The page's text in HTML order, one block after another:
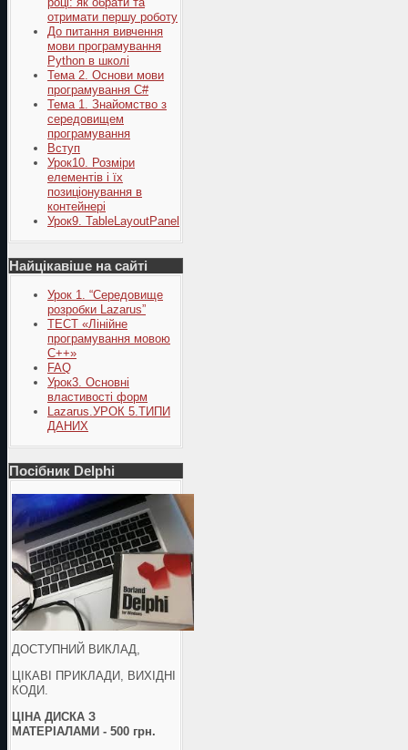
отримати першу роботу
До питання вивчення
мови програмування
Python в школі
Тема 2. Основи мови
програмування C#
Тема 1. Знайомство з
середовищем
програмування
Вступ
Урок10. Розміри
елементів і їх
позиціонування в
контейнері
Урок9. TableLayoutPanel
Найцікавіше на сайті
Урок 1. “Середовище
розробки Lazarus”
ТЕСТ «Лінійне
програмування мовою
С++»
FAQ
Урок3. Основні
властивості форм
Lazarus.УРОК 5.ТИПИ
ДАНИХ
Посібник Delphi
ДОСТУПНИЙ ВИКЛАД,
ЦІКАВІ ПРИКЛАДИ, ВИХІДНІ
КОДИ.
ЦІНА ДИСКА З
МАТЕРІАЛАМИ - 500 грн.